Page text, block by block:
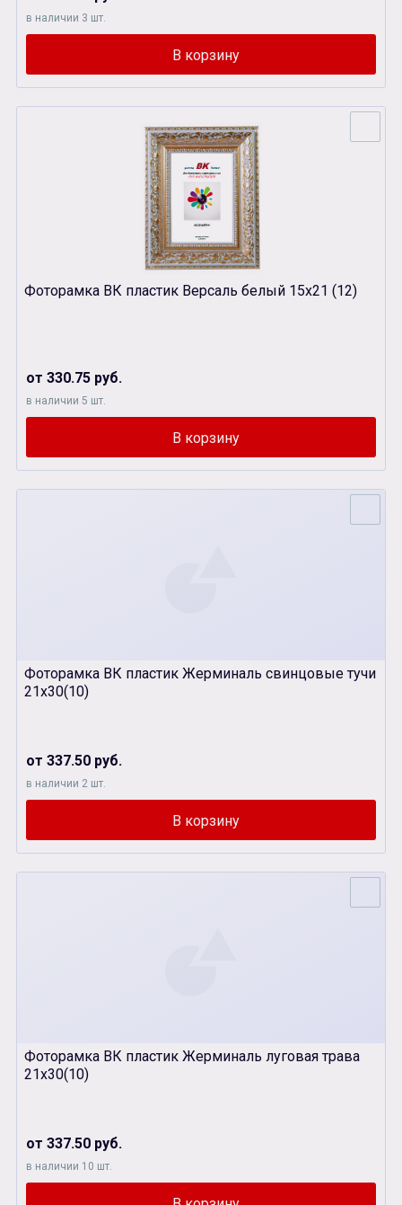
в наличии 3 шт.
Фоторамка ВК пластик Версаль белый 15х21 (12)
от 330.75 руб.
в наличии 5 шт.
Фоторамка ВК пластик Жерминаль свинцовые тучи
21х30(10)
от 337.50 руб.
в наличии 2 шт.
Фоторамка ВК пластик Жерминаль луговая трава
21х30(10)
от 337.50 руб.
в наличии 10 шт.